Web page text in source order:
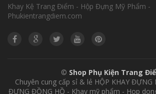
Khay Kệ Trang Điểm - Hộp Đựng Mỹ Phẩm -
Phukientrangdiem.com
© Shop Phụ Kiện Trang
Chuyên cung cấp sỉ & lẻ HỘP KHAY ĐỰNG
ĐỰNG ĐỒNG HỒ - Khay mỹ phẩm - Hop